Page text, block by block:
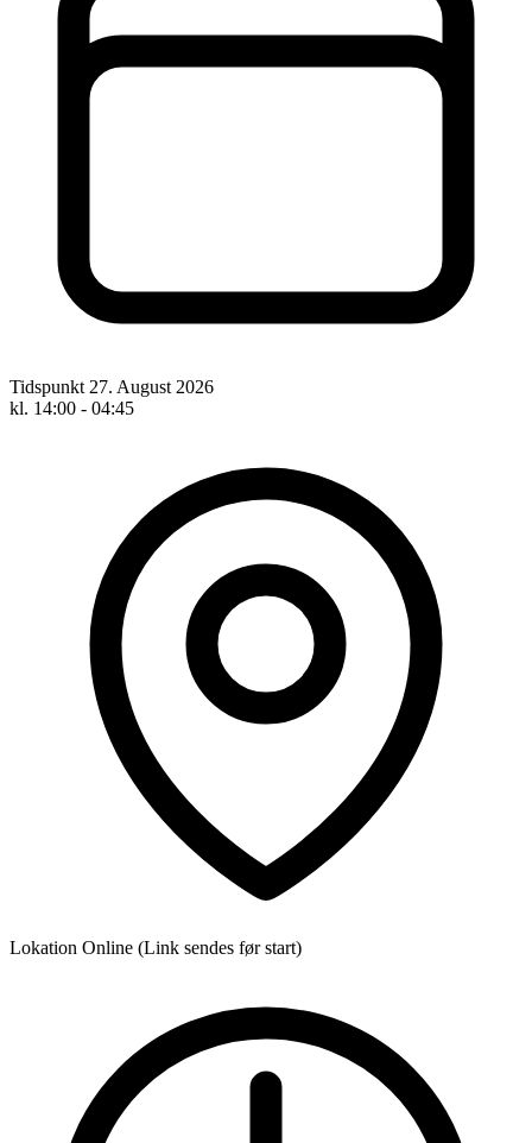
Tidspunkt 27. August 2026
kl. 14:00 - 04:45
Lokation Online (Link sendes før start)